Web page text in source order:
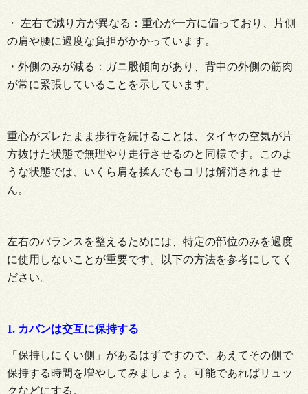
・ 左右で減り方が異なる：重心が一方に偏っており、片側
の肩や腰に過度な負担がかかっています。
・外側のみが減る：ガニ股傾向があり、背中の外側の筋肉
が常に緊張していることを示しています。
重心がズレたまま歩行を続けることは、タイヤの空気が片
方抜けた状態で無理やり走行させるのと同様です。このよ
うな状態では、いくら肩を揉んでもコリは解消されませ
ん。
左右のバランスを整えるためには、特定の部位のみを過度
に使用しないことが重要です。以下の方法を参考にしてく
ださい。
1. カバンは交互に保持する
「保持しにくい側」があるはずですので、あえてその側で
保持する時間を増やしてみましょう。可能であればリュッ
クなどにする。